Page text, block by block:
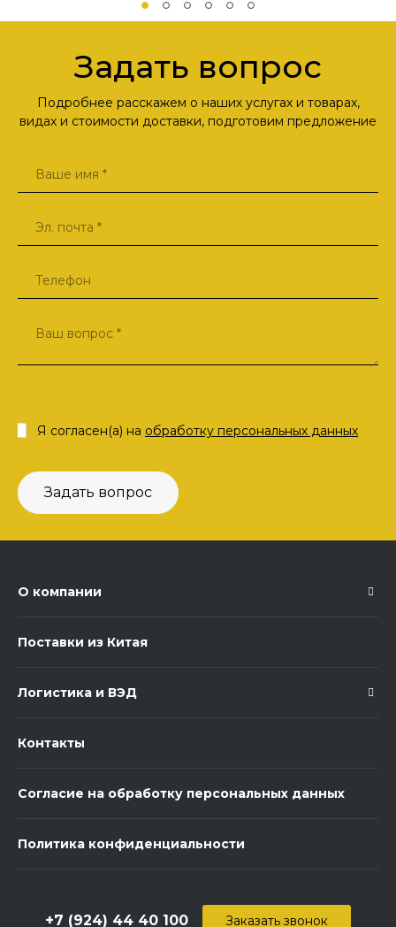
Задать вопрос
Подробнее расскажем о наших услугах и товарах,
видах и стоимости доставки, подготовим предложение
Задать вопрос
Я согласен(а) на обработку персональных данных
О компании
Поставки из Китая
Логистика и ВЭД
Контакты
Согласие на обработку персональных данных
Политика конфиденциальности
+7 (924) 44 40 100 Заказать звонок